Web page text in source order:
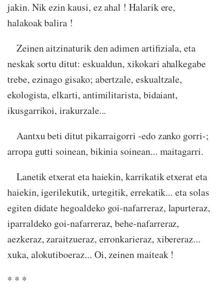
jakin. Nik ezin kausi, ez ahal ! Halarik ere,
halakoak balira !
Zeinen aitzinaturik den adimen artifiziala, eta
neskak sortu ditut: eskualdun, xikokari ahalkegabe
trebe, ezinago gisako; abertzale, eskualtzale,
ekologista, elkarti, antimilitarista, bidaiant,
ikusgarrikoi, irakurzale...
Aantxu beti ditut pikarraigorri -edo zanko gorri-;
arropa gutti soinean, bikinia soinean... maitagarri.
Lanetik etxerat eta haiekin, karrikatik etxerat eta
haiekin, igerilekutik, urtegitik, errekatik... eta solas
egiten didate hegoaldeko goi-nafarreraz, lapurteraz,
iparraldeko goi-nafarreraz, behe-nafarreraz,
aezkeraz, zaraitzueraz, erronkarieraz, xibereraz...
xuka, alokutiboeraz... Oi, zeinen maiteak !
* * *